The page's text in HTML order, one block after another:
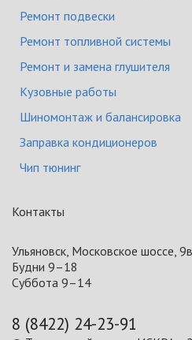
Ремонт подвески
Ремонт топливной системы
Ремонт и замена глушителя
Кузовные работы
Шиномонтаж и балансировка
Заправка кондиционеров
Чип тюнинг
Контакты
Ульяновск, Московское шоссе,
Будни 9–18
Суббота 9–14
8 (8422) 24-23-91